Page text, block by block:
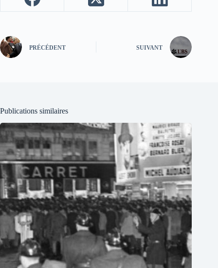
PRÉCÉDENT SUIVANT
Publications similaires